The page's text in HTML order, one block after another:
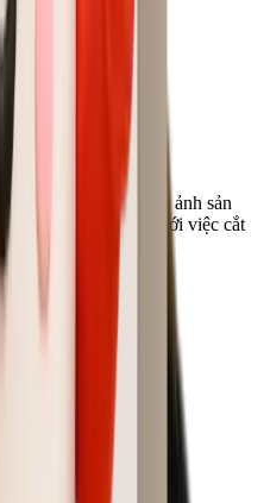
ngày nào cũng cần ảnh sản
kiệm hàng giờ so với việc cắt
rất ấn tượng